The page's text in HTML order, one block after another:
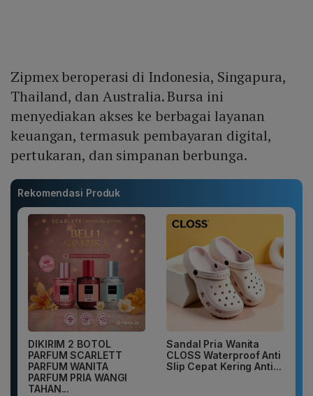
Zipmex beroperasi di Indonesia, Singapura,
Thailand, dan Australia. Bursa ini
menyediakan akses ke berbagai layanan
keuangan, termasuk pembayaran digital,
pertukaran, dan simpanan berbunga.
Rekomendasi Produk
DIKIRIM 2 BOTOL
PARFUM SCARLETT
PARFUM WANITA
PARFUM PRIA WANGI
TAHAN...
Sandal Pria Wanita
CLOSS Waterproof Anti
Slip Cepat Kering Anti...